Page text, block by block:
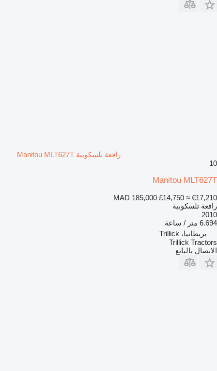
رافعة تلسكوبية Manitou MLT627T
10
Manitou MLT627T
MAD 185,000 £14,750 ≈ €17,210
رافعة تلسكوبية
2010
6.694 متر / ساعة
بريطانيا، Trillick
Trillick Tractors
الاتصال بالبائع